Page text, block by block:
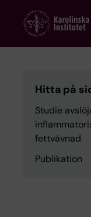
content
Hitta på
Studie
fettvävnad
Publikation